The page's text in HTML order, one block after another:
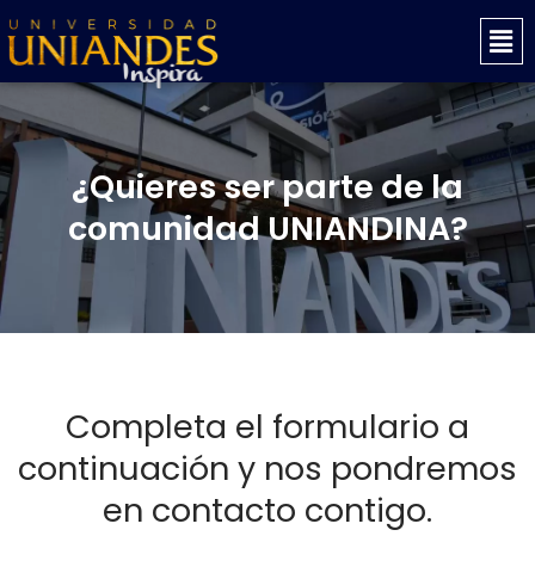
al
contenido
Main
¿Quieres ser parte de la
comunidad UNIANDINA?
Completa el formulario a
continuación y nos pondremos
en contacto contigo.